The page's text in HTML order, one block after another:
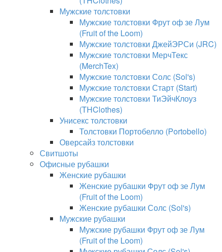
Мужские толстовки
Мужские толстовки Фрут оф зе Лум
(Fruit of the Loom)
Мужские толстовки ДжейЭРСи (JRC)
Мужские толстовки МерчТекс
(MerchTex)
Мужские толстовки Солс (Sol's)
Мужские толстовки Старт (Start)
Мужские толстовки ТиЭйчКлоуз
(THClothes)
Унисекс толстовки
Толстовки Портобелло (Portobello)
Оверсайз толстовки
Свитшоты
Офисные рубашки
Женские рубашки
Женские рубашки Фрут оф зе Лум
(Fruit of the Loom)
Женские рубашки Солс (Sol's)
Мужские рубашки
Мужские рубашки Фрут оф зе Лум
(Fruit of the Loom)